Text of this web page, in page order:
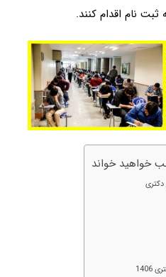
خواهید خواند